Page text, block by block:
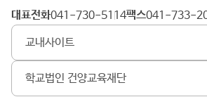
대
학
대표전화 041-730-5114 팩스 041-733-
교내사이트
학교법인 건양교육재단